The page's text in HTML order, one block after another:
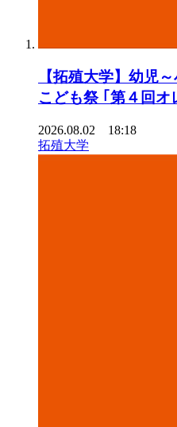
【拓殖大学】幼児
こども祭 ｢第４回
2026.08.02 18:18
拓殖大学